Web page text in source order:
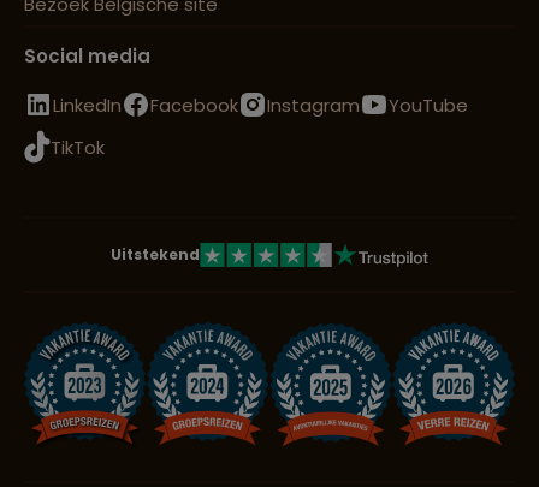
Social media
LinkedIn
Facebook Instagram
YouTube
TikTok
Uitstekend